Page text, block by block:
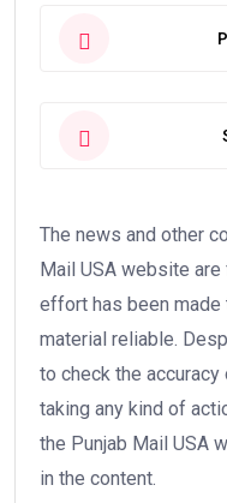
The news and other
Mail USA website
effort has been
material reliable.
to check the
taking any kind of
the Punjab Mail USA
in the content.